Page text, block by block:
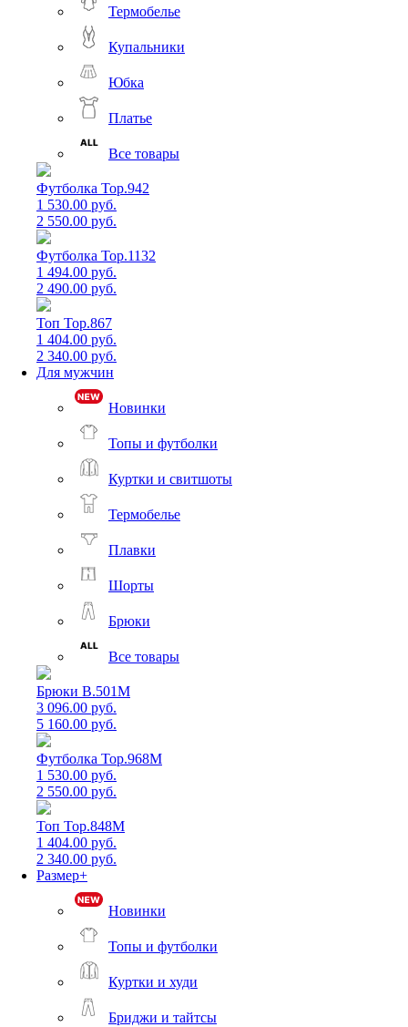
Термобелье
Купальники
Юбка
Платье
Все товары
Футболка Top.942
1 530.00 руб.
2 550.00 руб.
Футболка Top.1132
1 494.00 руб.
2 490.00 руб.
Топ Top.867
1 404.00 руб.
2 340.00 руб.
Для мужчин
Новинки
Топы и футболки
Куртки и свитшоты
Термобелье
Плавки
Шорты
Брюки
Все товары
Брюки B.501M
3 096.00 руб.
5 160.00 руб.
Футболка Top.968M
1 530.00 руб.
2 550.00 руб.
Топ Top.848M
1 404.00 руб.
2 340.00 руб.
Размер+
Новинки
Топы и футболки
Куртки и худи
Бриджи и тайтсы